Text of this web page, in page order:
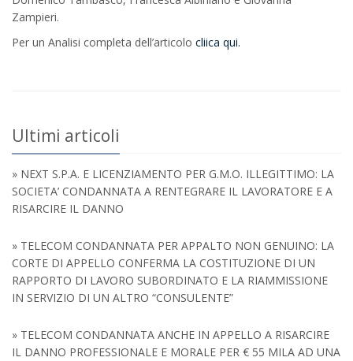
Zampieri.
Per un Analisi completa dell’articolo cliica qui.
Ultimi articoli
» NEXT S.P.A. E LICENZIAMENTO PER G.M.O. ILLEGITTIMO: LA
SOCIETA’ CONDANNATA A RENTEGRARE IL LAVORATORE E A
RISARCIRE IL DANNO
» TELECOM CONDANNATA PER APPALTO NON GENUINO: LA
CORTE DI APPELLO CONFERMA LA COSTITUZIONE DI UN
RAPPORTO DI LAVORO SUBORDINATO E LA RIAMMISSIONE
IN SERVIZIO DI UN ALTRO “CONSULENTE”
» TELECOM CONDANNATA ANCHE IN APPELLO A RISARCIRE
IL DANNO PROFESSIONALE E MORALE PER € 55 MILA AD UNA